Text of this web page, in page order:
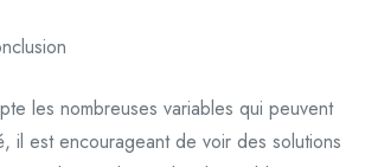
les nombreuses variables qui peuvent
il est encourageant de voir des solutions